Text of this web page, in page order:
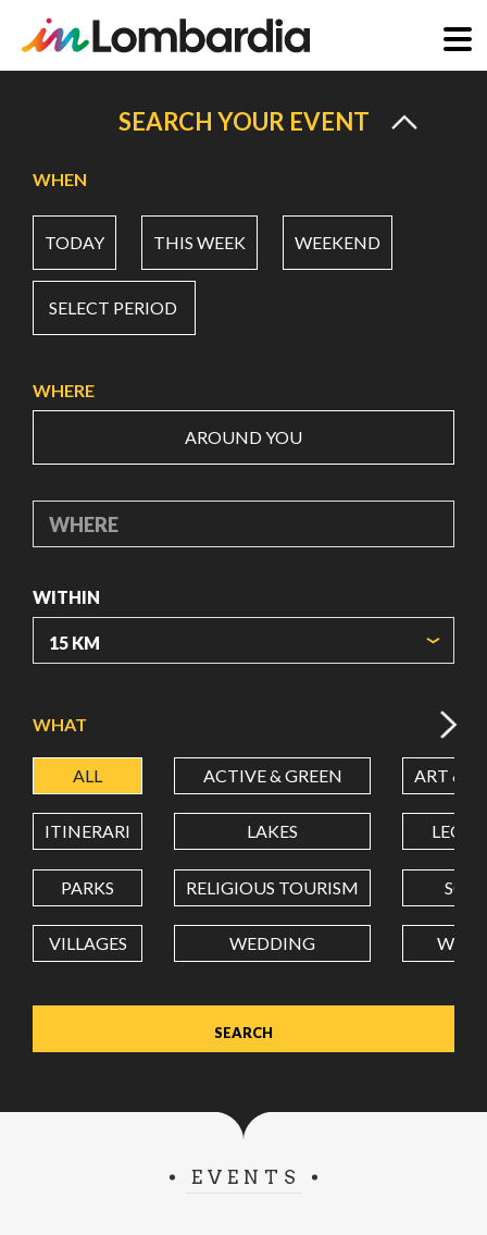
content
SEARCH YOUR EVENT
WHEN
TODAY THIS WEEK WEEKEND
SELECT PERIOD
WHERE
AROUND YOU
WHERE
WITHIN
LATITUDE
LONGITUDE
Value in decimal degrees. Use dot (.) as decimal separator.
WHAT
ALL ACTIVE & GREEN ART &
ITINERARI LAKES
PARKS RELIGIOUS TOURISM
VILLAGES WEDDING
EVENTS